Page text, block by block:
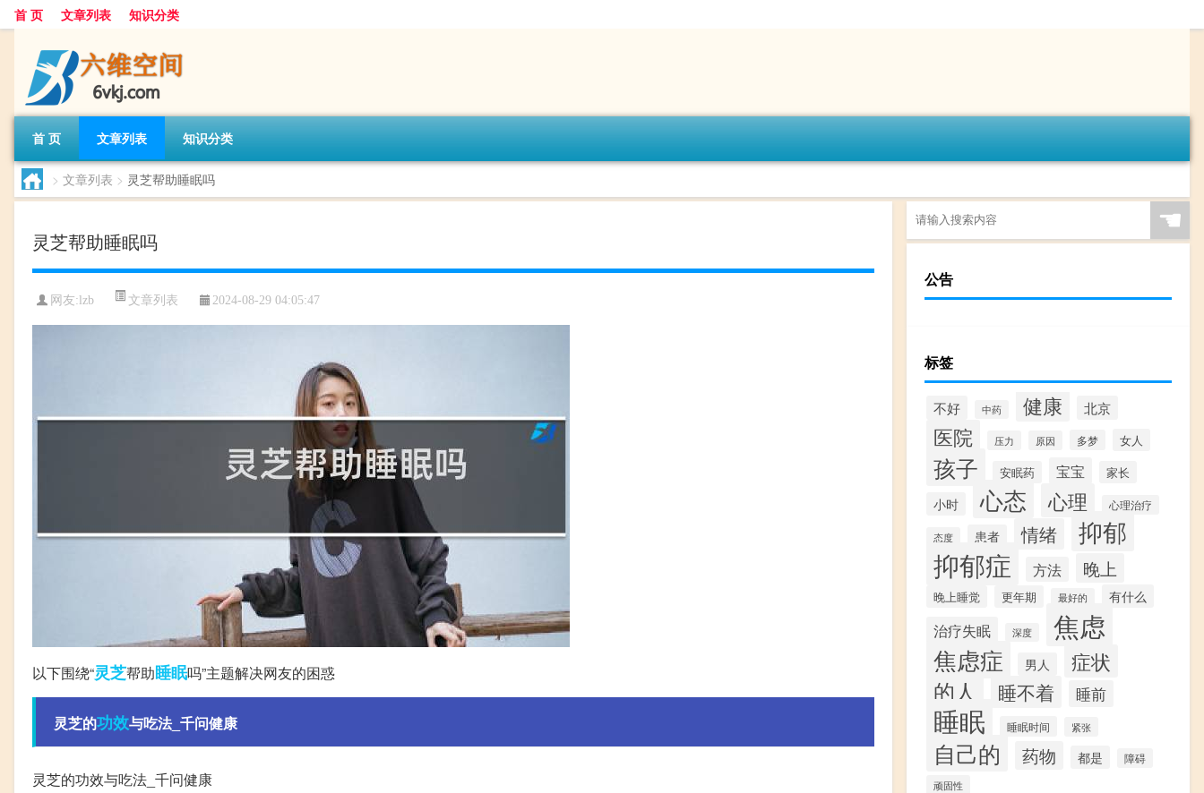
首 页 文章列表 知识分类
首 页 文章列表 知识分类
> 文章列表 > 灵芝帮助睡眠吗
灵芝帮助睡眠吗
网友: lzb 文章列表 2024-08-29 04:05:47
以下围绕“灵芝帮助睡眠吗”主题解决网友的困惑
灵芝的功效与吃法_千问健康
灵芝的功效与吃法_千问健康
☚
公告
标签
不好 中药 健康 北京
医院 压力 原因 多梦 女人
孩子 安眠药 宝宝 家长
小时 心态 心理 心理治疗
态度 患者 情绪 抑郁
抑郁症 方法 晚上
晚上睡觉 更年期 最好的 有什么
治疗失眠 深度 焦虑
焦虑症 男人 症状
的人 睡不着 睡前
睡眠 睡眠时间 紧张
自己的 药物 都是
障碍
顽固性